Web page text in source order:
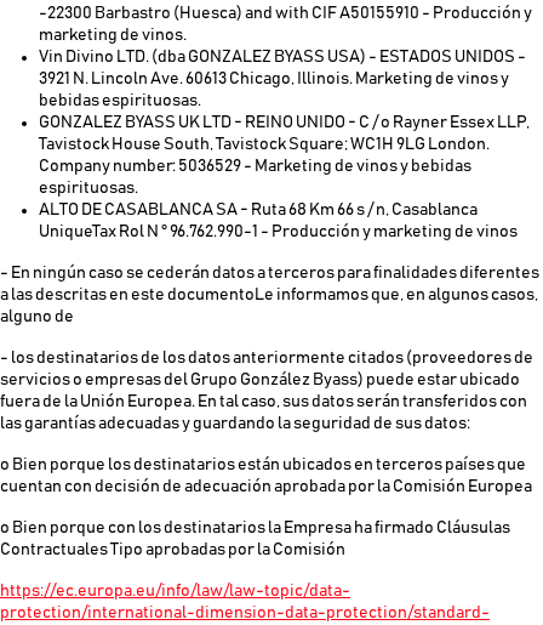
-22300 Barbastro (Huesca) and with CIF A50155910 - Producción y
marketing de vinos.
Vin Divino LTD. (dba GONZALEZ BYASS USA) - ESTADOS UNIDOS -
3921 N. Lincoln Ave. 60613 Chicago, Illinois. Marketing de vinos y
bebidas espirituosas.
GONZALEZ BYASS UK LTD - REINO UNIDO - C / o Rayner Essex LLP,
Tavistock House South, Tavistock Square; WC1H 9LG London.
Company number: 5036529 - Marketing de vinos y bebidas
espirituosas.
ALTO DE CASABLANCA SA - Ruta 68 Km 66 s / n, Casablanca
UniqueTax Rol N ° 96.762.990-1 - Producción y marketing de vinos
- En ningún caso se cederán datos a terceros para finalidades diferentes
a las descritas en este documentoLe informamos que, en algunos casos,
alguno de
- los destinatarios de los datos anteriormente citados (proveedores de
servicios o empresas del Grupo González Byass) puede estar ubicado
fuera de la Unión Europea. En tal caso, sus datos serán transferidos con
las garantías adecuadas y guardando la seguridad de sus datos:
o Bien porque los destinatarios están ubicados en terceros países que
cuentan con decisión de adecuación aprobada por la Comisión Europea
o Bien porque con los destinatarios la Empresa ha firmado Cláusulas
Contractuales Tipo aprobadas por la Comisión
https://ec.europa.eu/info/law/law-topic/data-
protection/international-dimension-data-protection/standard-